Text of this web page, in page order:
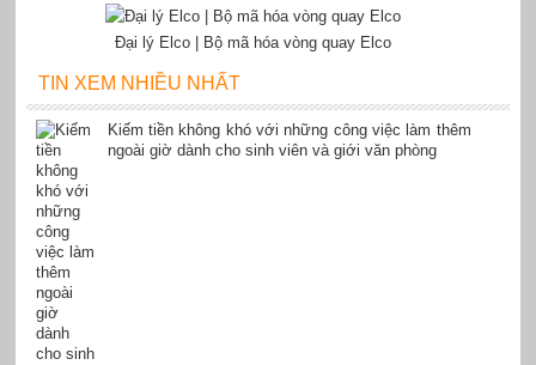
Đại lý Elco | Bộ mã hóa vòng quay Elco
TIN XEM NHIỀU NHẤT
Kiếm tiền không khó với những công việc làm thêm
ngoài giờ dành cho sinh viên và giới văn phòng